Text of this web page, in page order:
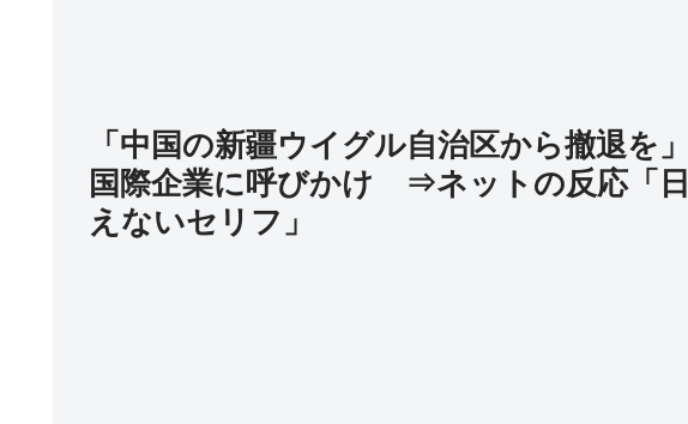
「中国の新疆ウイグル自治区から撤退を
国際企業に呼びかけ ⇒ネットの反応「
えないセリフ」